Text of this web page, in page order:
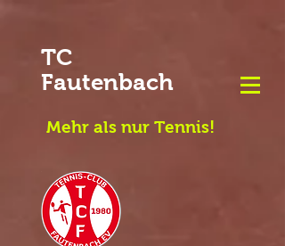
TC
Fautenbach
Mehr als nur Tennis!